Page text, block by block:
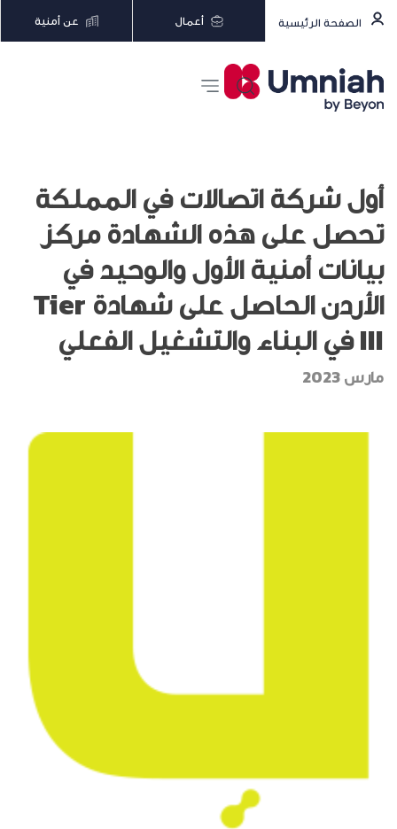
الصفحة الرئيسية أعمال عن أمنية
أول شركة اتصالات في المملكة
تحصل على هذه الشهادة مركز
بيانات أمنية الأول والوحيد في
الأردن الحاصل على شهادة Tier
III في البناء والتشغيل الفعلي
مارس 2023